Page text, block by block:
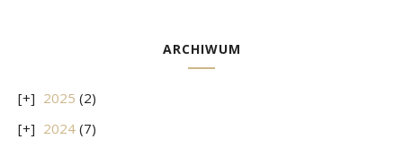
ARCHIWUM
2025 (2)
2024 (7)